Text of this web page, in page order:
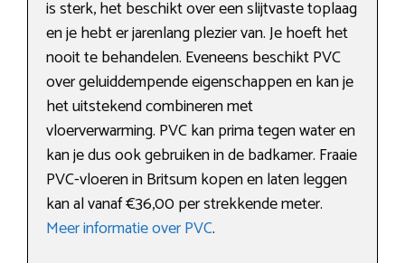
is sterk, het beschikt over een slijtvaste toplaag
en je hebt er jarenlang plezier van. Je hoeft het
nooit te behandelen. Eveneens beschikt PVC
over geluiddempende eigenschappen en kan je
het uitstekend combineren met
vloerverwarming. PVC kan prima tegen water en
kan je dus ook gebruiken in de badkamer. Fraaie
PVC-vloeren in Britsum kopen en laten leggen
kan al vanaf €36,00 per strekkende meter.
Meer informatie over PVC.